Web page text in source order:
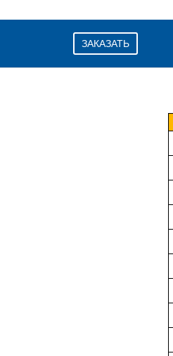
ЗАКАЗАТЬ